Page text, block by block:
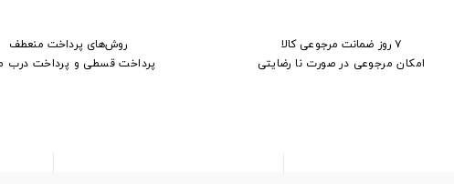
۷ روز ضمانت مرجوعی کالا
امکان مرجوعی در صورت نا رضایتی
روش‌های پرداخت منعطف
پرداخت قسطی و پرداخت درب